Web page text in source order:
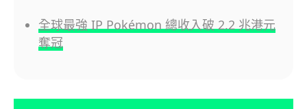
全球最強 IP Pokémon 總收入破 2.2 兆港元
奪冠